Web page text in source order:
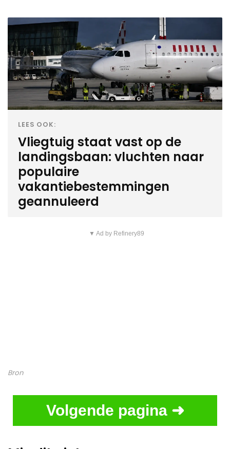
LEES OOK:
Vliegtuig staat vast op de
landingsbaan: vluchten naar
populaire
vakantiebestemmingen
geannuleerd
▼ Ad by Refinery89
Bron
Volgende pagina ➜